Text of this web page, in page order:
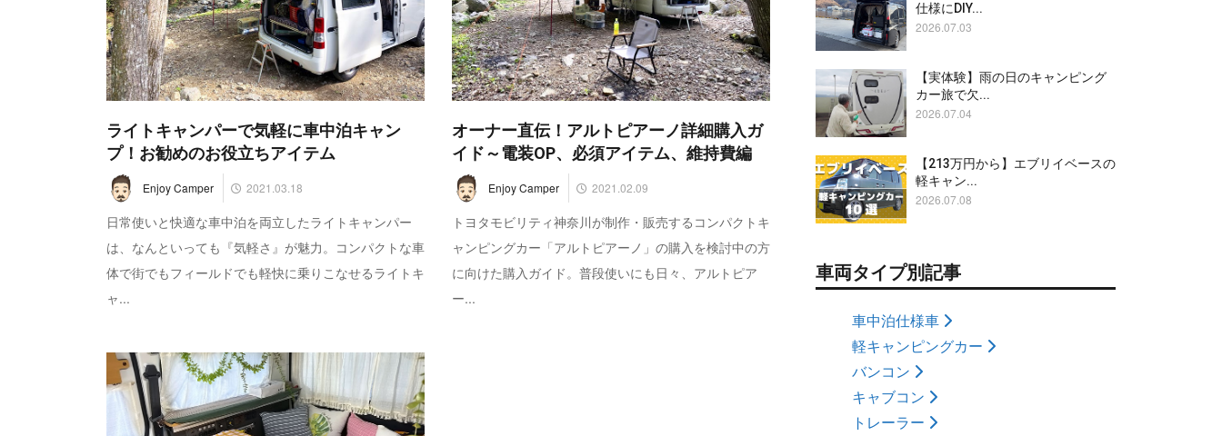
ライトキャンパーで気軽に車中泊キャン
プ！お勧めのお役立ちアイテム
Enjoy Camper 2021.03.18
日常使いと快適な車中泊を両立したライトキャンパー
は、なんといっても『気軽さ』が魅力。コンパクトな車
体で街でもフィールドでも軽快に乗りこなせるライトキ
ャ...
オーナー直伝！アルトピアーノ詳細購入ガ
イド～電装OP、必須アイテム、維持費編
Enjoy Camper 2021.02.09
トヨタモビリティ神奈川が制作・販売するコンパクトキ
ャンピングカー「アルトピアーノ」の購入を検討中の方
に向けた購入ガイド。普段使いにも日々、アルトピア
ー...
仕様にDIY...
2026.07.03
【実体験】雨の日のキャンピング
カー旅で欠...
2026.07.04
【213万円から】エブリイベースの
軽キャン...
2026.07.08
車両タイプ別記事
車中泊仕様車
軽キャンピングカー
バンコン
キャブコン
トレーラー